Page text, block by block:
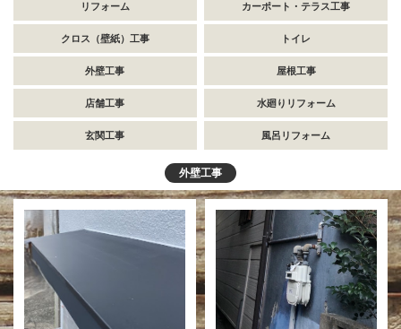
リフォーム カーポート・テラス工事
クロス（壁紙）工事 トイレ
外壁工事 屋根工事
店舗工事 水廻りリフォーム
玄関工事 風呂リフォーム
外壁工事